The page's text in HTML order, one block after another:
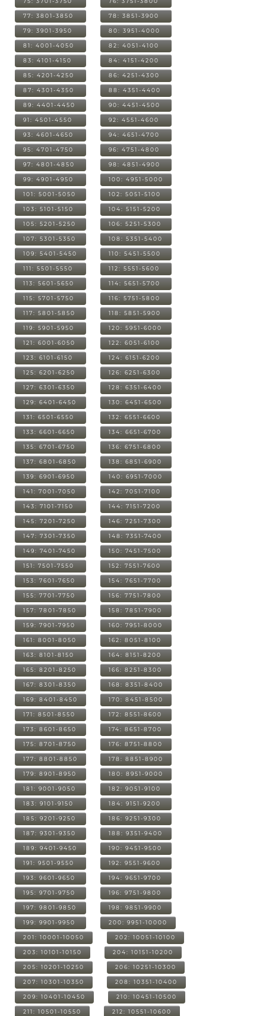
77: 3801-3850 78: 3851-3900
79: 3901-3950 80: 3951-4000
81: 4001-4050 82: 4051-4100
83: 4101-4150 84: 4151-4200
85: 4201-4250 86: 4251-4300
87: 4301-4350 88: 4351-4400
89: 4401-4450 90: 4451-4500
91: 4501-4550 92: 4551-4600
93: 4601-4650 94: 4651-4700
95: 4701-4750 96: 4751-4800
97: 4801-4850 98: 4851-4900
99: 4901-4950 100: 4951-5000
101: 5001-5050 102: 5051-5100
103: 5101-5150 104: 5151-5200
105: 5201-5250 106: 5251-5300
107: 5301-5350 108: 5351-5400
109: 5401-5450 110: 5451-5500
111: 5501-5550 112: 5551-5600
113: 5601-5650 114: 5651-5700
115: 5701-5750 116: 5751-5800
117: 5801-5850 118: 5851-5900
119: 5901-5950 120: 5951-6000
121: 6001-6050 122: 6051-6100
123: 6101-6150 124: 6151-6200
125: 6201-6250 126: 6251-6300
127: 6301-6350 128: 6351-6400
129: 6401-6450 130: 6451-6500
131: 6501-6550 132: 6551-6600
133: 6601-6650 134: 6651-6700
135: 6701-6750 136: 6751-6800
137: 6801-6850 138: 6851-6900
139: 6901-6950 140: 6951-7000
141: 7001-7050 142: 7051-7100
143: 7101-7150 144: 7151-7200
145: 7201-7250 146: 7251-7300
147: 7301-7350 148: 7351-7400
149: 7401-7450 150: 7451-7500
151: 7501-7550 152: 7551-7600
153: 7601-7650 154: 7651-7700
155: 7701-7750 156: 7751-7800
157: 7801-7850 158: 7851-7900
159: 7901-7950 160: 7951-8000
161: 8001-8050 162: 8051-8100
163: 8101-8150 164: 8151-8200
165: 8201-8250 166: 8251-8300
167: 8301-8350 168: 8351-8400
169: 8401-8450 170: 8451-8500
171: 8501-8550 172: 8551-8600
173: 8601-8650 174: 8651-8700
175: 8701-8750 176: 8751-8800
177: 8801-8850 178: 8851-8900
179: 8901-8950 180: 8951-9000
181: 9001-9050 182: 9051-9100
183: 9101-9150 184: 9151-9200
185: 9201-9250 186: 9251-9300
187: 9301-9350 188: 9351-9400
189: 9401-9450 190: 9451-9500
191: 9501-9550 192: 9551-9600
193: 9601-9650 194: 9651-9700
195: 9701-9750 196: 9751-9800
197: 9801-9850 198: 9851-9900
199: 9901-9950 200: 9951-10000
201: 10001-10050 202: 10051-10100
203: 10101-10150 204: 10151-10200
205: 10201-10250 206: 10251-10300
207: 10301-10350 208: 10351-10400
209: 10401-10450 210: 10451-10500
211: 10501-10550 212: 10551-10600